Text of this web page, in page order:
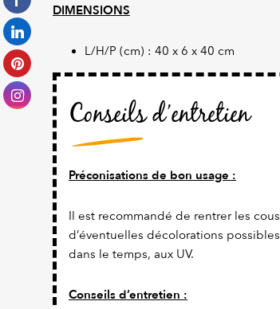
DIMENSIONS
L/H/P (cm) : 40 x 6 x 40 cm
Conseils d’entretien
Préconisations de bon usage :
Il est recommandé de rentrer les
d’éventuelles décolorations
dans le temps, aux UV.
Conseils d’entretien :